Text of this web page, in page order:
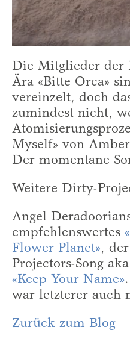
Die Mitglieder der
Ära «Bitte Orca»
vereinzelt, doch
zumindest nicht,
Myself» von
Der momentane
Weitere Dirty-
Angel
empfehlenswertes
Flower Planet»,
Projectors-Song
«Keep Your Name»
war letzterer auch
Zurück zum Blog